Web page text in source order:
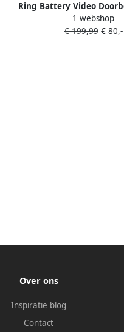
Ring Battery Video
Chime
1 webshop
€ 199,99€ 80,-
Over ons
Inspiratie blog
Contact